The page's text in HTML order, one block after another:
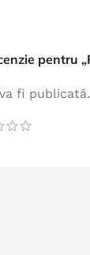
pentru
fi publicată.